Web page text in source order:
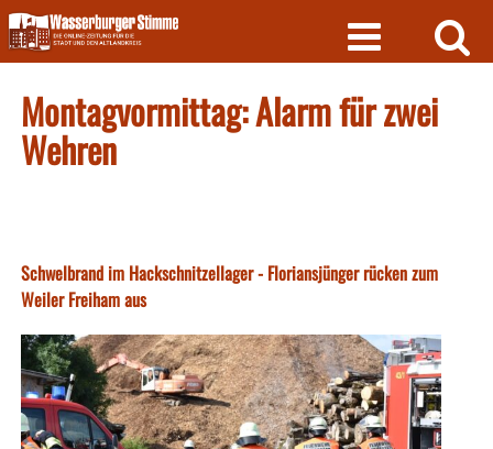
Skip
to
content
Montagvormittag: Alarm für zwei
Wehren
Schwelbrand im Hackschnitzellager - Floriansjünger rücken zum
Weiler Freiham aus